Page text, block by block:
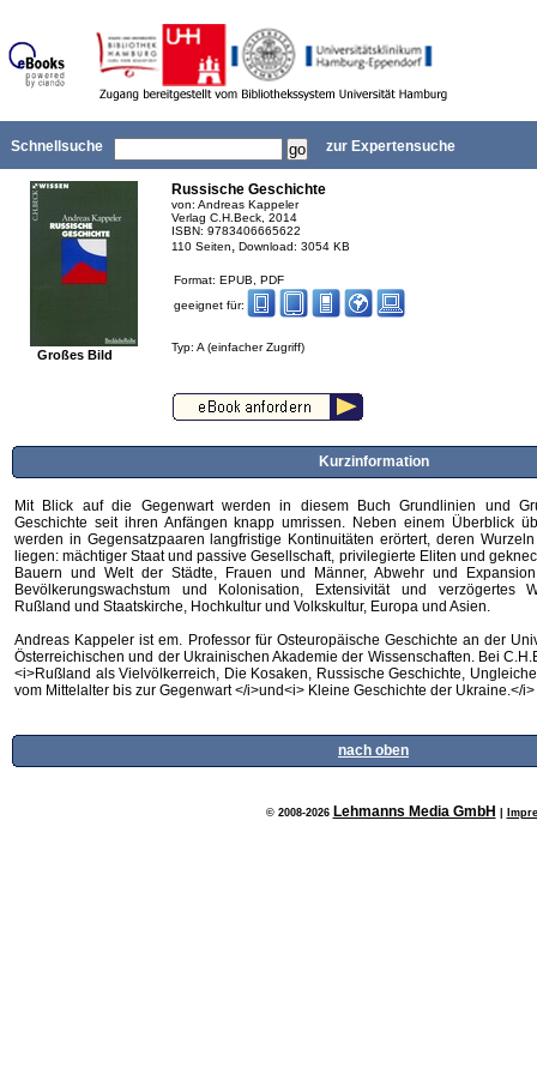
Schnellsuche zur Expertensuche
Großes Bild
Russische Geschichte
von: Andreas Kappeler
Verlag C.H.Beck, 2014
ISBN: 9783406665622
110 Seiten, Download: 3054 KB
Format: EPUB, PDF
geeignet für:
Typ: A (einfacher Zugriff)
Kurzinformation
Mit Blick auf die Gegenwart werden in diesem Buch Grundlinien und
Geschichte seit ihren Anfängen knapp umrissen. Neben einem Überblick
werden in Gegensatzpaaren langfristige Kontinuitäten erörtert, deren
liegen: mächtiger Staat und passive Gesellschaft, privilegierte Eliten und
Bauern und Welt der Städte, Frauen und Männer, Abwehr und
Bevölkerungswachstum und Kolonisation, Extensivität und verzögertes
Rußland und Staatskirche, Hochkultur und Volkskultur, Europa und Asien.
Andreas Kappeler ist em. Professor für Osteuropäische Geschichte an der
Österreichischen und der Ukrainischen Akademie der Wissenschaften. Bei
<i>Rußland als Vielvölkerreich, Die Kosaken, Russische Geschichte,
vom Mittelalter bis zur Gegenwart </i>und<i> Kleine Geschichte der Ukraine.</i>
nach oben
© 2008-2026 Lehmanns Media GmbH